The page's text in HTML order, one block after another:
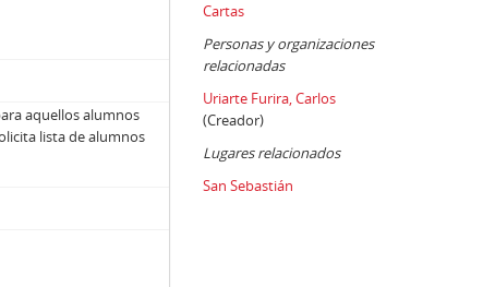
aquellos alumnos
lista de alumnos
Cartas
Personas y organizaciones
relacionadas
Uriarte Furira, Carlos
(Creador)
Lugares relacionados
San Sebastián